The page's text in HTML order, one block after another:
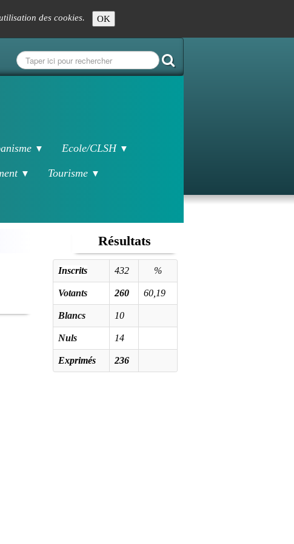
des cookies. OK
▼ Ecole/CLSH ▼
▼ Tourisme ▼
Résultats
Inscrits 432 %
Votants 260 60,19
Blancs 10
Nuls 14
Exprimés 236